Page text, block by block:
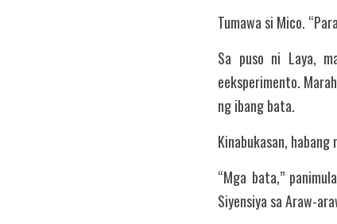
Tumawa si Mico.
Sa puso ni Laya,
eeksperimento.
ng ibang bata.
Kinabukasan,
“Mga bata,”
Siyensiya sa Araw-